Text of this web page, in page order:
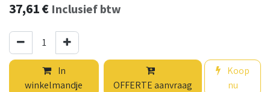
37,61€ Inclusief btw
In
winkelmandje
OFFERTE aanvraag
Koop
nu